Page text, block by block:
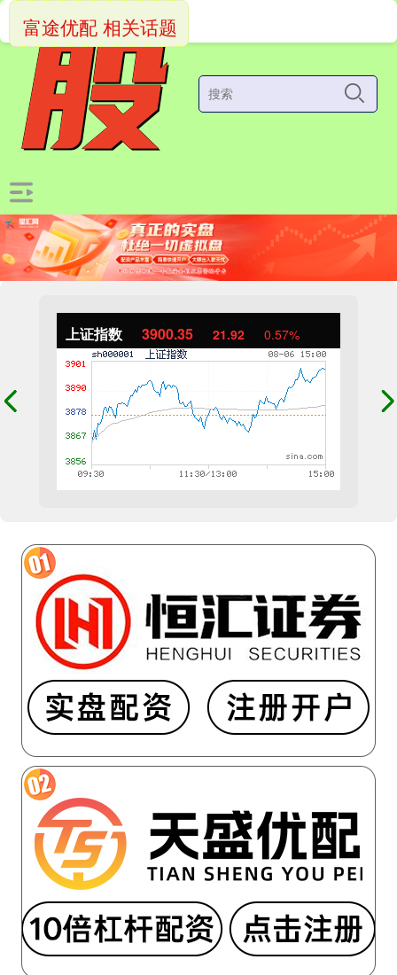
上证指数 3900.35 21.92 0.57%
富途优配 相关话题